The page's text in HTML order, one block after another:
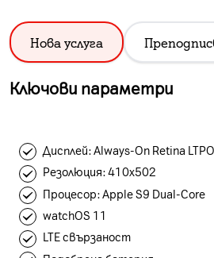
Нова услуга
Ключови параметри
Дисплей: Always-On Retina
Резолюция: 410х502
Процесор: Apple S9 Dual-Core
watchOS 11
LTE свързаност